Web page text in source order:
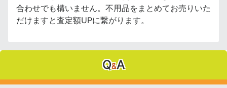
合わせでも構いません。不用品をまとめてお売りいた
だけますと査定額UPに繋がります。
Q&A